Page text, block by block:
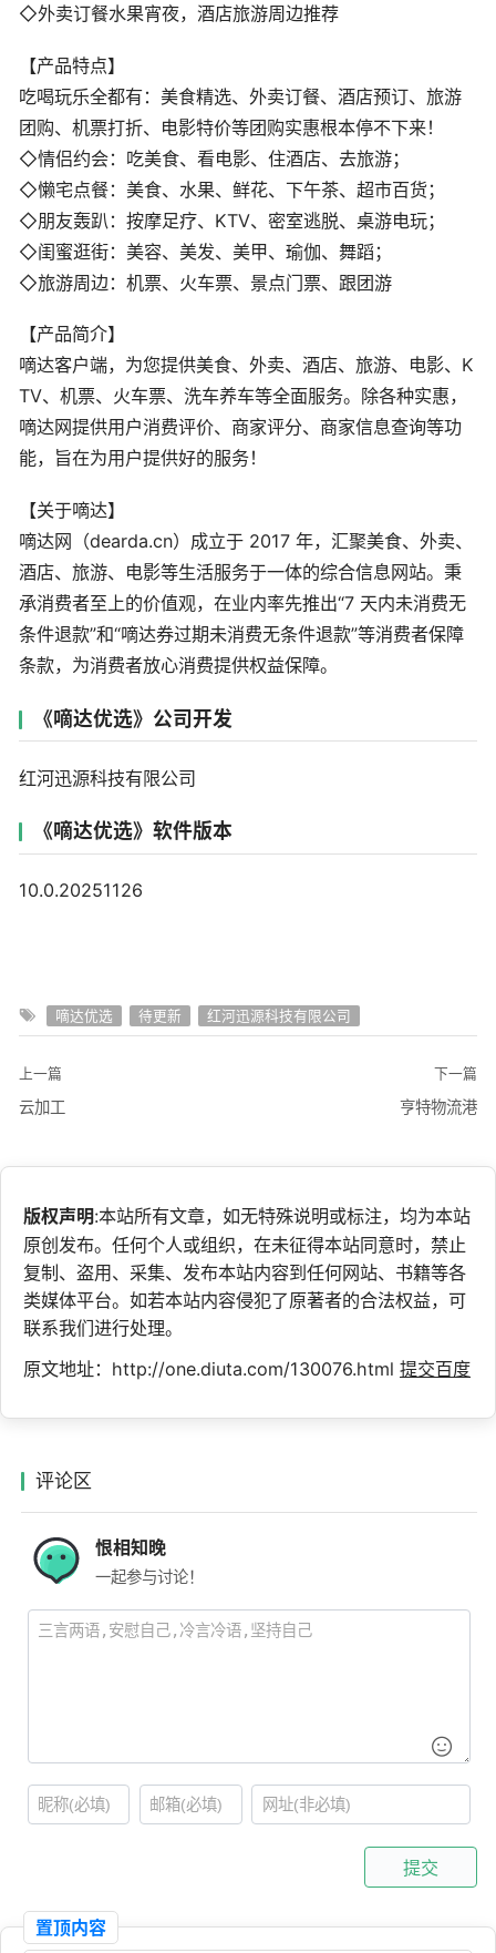
◇外卖订餐水果宵夜，酒店旅游周边推荐
【产品特点】
吃喝玩乐全都有：美食精选、外卖订餐、酒店预订、旅游
团购、机票打折、电影特价等团购实惠根本停不下来！
◇情侣约会：吃美食、看电影、住酒店、去旅游；
◇懒宅点餐：美食、水果、鲜花、下午茶、超市百货；
◇朋友轰趴：按摩足疗、KTV、密室逃脱、桌游电玩；
◇闺蜜逛街：美容、美发、美甲、瑜伽、舞蹈；
◇旅游周边：机票、火车票、景点门票、跟团游
【产品简介】
嘀达客户端，为您提供美食、外卖、酒店、旅游、电影、K
TV、机票、火车票、洗车养车等全面服务。除各种实惠，
嘀达网提供用户消费评价、商家评分、商家信息查询等功
能，旨在为用户提供好的服务！
【关于嘀达】
嘀达网（dearda.cn）成立于 2017 年，汇聚美食、外卖、
酒店、旅游、电影等生活服务于一体的综合信息网站。秉
承消费者至上的价值观，在业内率先推出“7 天内未消费无
条件退款”和“嘀达券过期未消费无条件退款”等消费者保障
条款，为消费者放心消费提供权益保障。
《嘀达优选》公司开发
红河迅源科技有限公司
《嘀达优选》软件版本
10.0.20251126
嘀达优选 待更新 红河迅源科技有限公司
上一篇
云加工
下一篇
亨特物流港
版权声明:本站所有文章，如无特殊说明或标注，均为本站
原创发布。任何个人或组织，在未征得本站同意时，禁止
复制、盗用、采集、发布本站内容到任何网站、书籍等各
类媒体平台。如若本站内容侵犯了原著者的合法权益，可
联系我们进行处理。
原文地址：http://one.diuta.com/130076.html 提交百度
评论区
恨相知晚
一起参与讨论！
提交
置顶内容